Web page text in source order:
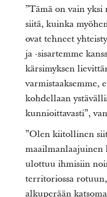
”Tämä on vain yksi
siitä, kuinka
ovat tehneet
ja -sisartemme
kärsimyksen
varmistaaksemme,
kohdellaan
kunnioittavasti”,
”Olen kiitollinen
maailmanlaajuinen
ulottuu ihmisiin
territoriossa
alkuperään